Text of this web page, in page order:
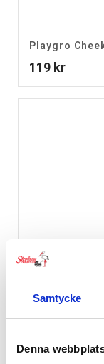
Samtycke
Denna
Playgro
119 kr